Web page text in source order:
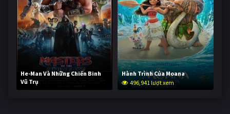
He-Man Và Những Chiến Binh
Vũ Trụ
246,099 lượt xem
Hành Trình Của Moana
496,941 lượt xem